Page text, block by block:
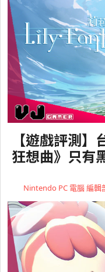
【遊戲評測
狂想曲》只有
Nintendo PC 電腦編輯